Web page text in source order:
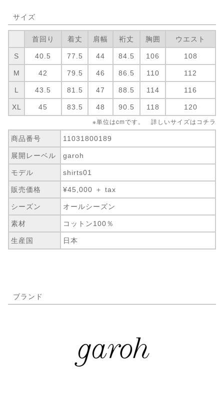
サイズ
首回り 着丈 肩幅 裄丈 胸囲 ウエスト
S 40.5 77.5 44 84.5 106 108
M 42 79.5 46 86.5 110 112
L 43.5 81.5 47 88.5 114 116
XL 45 83.5 48 90.5 118 120
※単位はcmです。 詳しいサイズは コチラ
商品番号 11031800189
展開レーベル garoh
モデル shirts01
販売価格 ¥45,000 ＋ tax
シーズン オールシーズン
素材 コットン100％
生産国 日本
ブランド